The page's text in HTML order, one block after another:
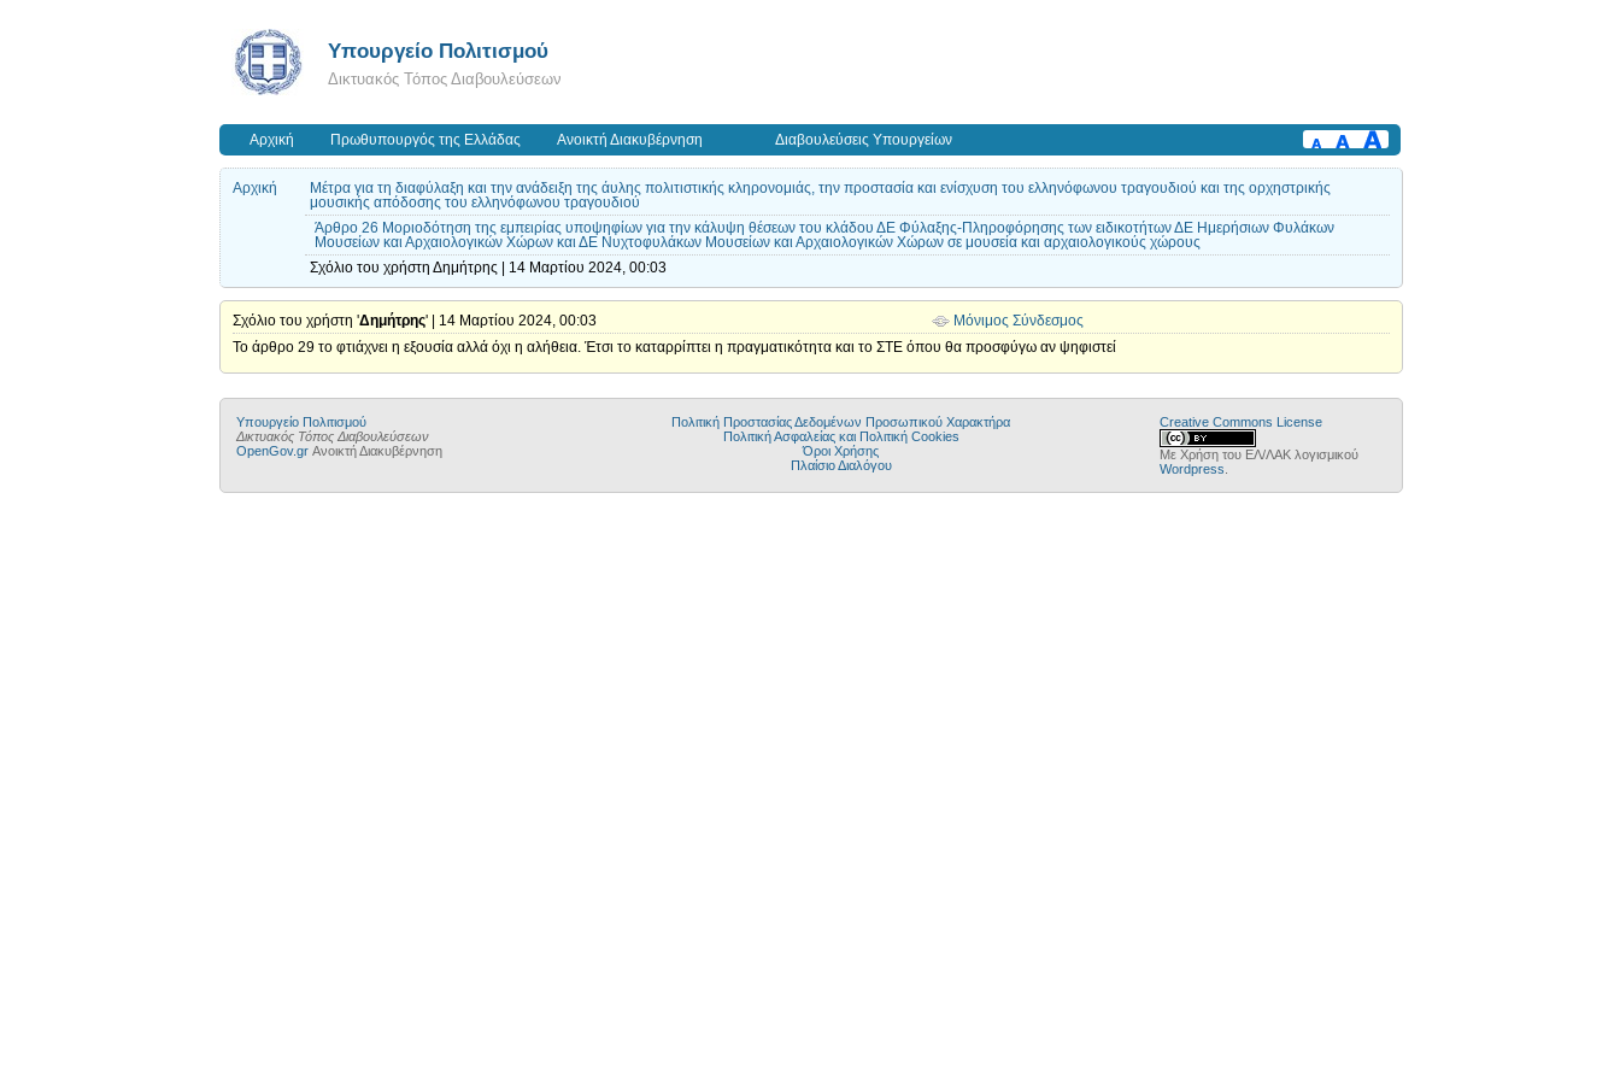
Υπουργείο Πολιτισμού
Δικτυακός Τόπος Διαβουλεύσεων
Αρχική Πρωθυπουργός της Ελλάδας Ανοικτή Διακυβέρνηση Διαβουλεύσεις Υπουργείων
Αρχική
Μέτρα για τη διαφύλαξη και την ανάδειξη της άυλης πολιτιστικής κληρονομιάς, την προστασία και ενίσχυση του ελληνόφωνου τραγουδιού και της ορχηστρικής
μουσικής απόδοσης του ελληνόφωνου τραγουδιού
Άρθρο 26 Μοριοδότηση της εμπειρίας υποψηφίων για την κάλυψη θέσεων του κλάδου ΔΕ Φύλαξης-Πληροφόρησης των ειδικοτήτων ΔΕ Ημερήσιων Φυλάκων
Μουσείων και Αρχαιολογικών Χώρων και ΔΕ Νυχτοφυλάκων Μουσείων και Αρχαιολογικών Χώρων σε μουσεία και αρχαιολογικούς χώρους
Σχόλιο του χρήστη Δημήτρης | 14 Μαρτίου 2024, 00:03
Σχόλιο του χρήστη 'Δημήτρης' | 14 Μαρτίου 2024, 00:03
Μόνιμος Σύνδεσμος
Το άρθρο 29 το φτιάχνει η εξουσία αλλά όχι η αλήθεια. Έτσι το καταρρίπτει η πραγματικότητα και το ΣΤΕ όπου θα προσφύγω αν ψηφιστεί
Υπουργείο Πολιτισμού
Δικτυακός Τόπος Διαβουλεύσεων
OpenGov.gr Ανοικτή Διακυβέρνηση
Πολιτική Προστασίας Δεδομένων Προσωπικού Χαρακτήρα
Πολιτική Ασφαλείας και Πολιτική Cookies
Όροι Χρήσης
Πλαίσιο Διαλόγου
Creative Commons License
Με Χρήση του ΕΛ/ΛΑΚ λογισμικού
Wordpress